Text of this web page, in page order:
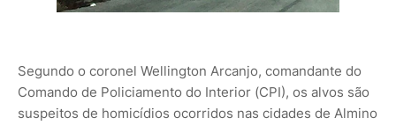
Segundo o coronel Wellington Arcanjo, comandante do
Comando de Policiamento do Interior (CPI), os alvos são
suspeitos de homicídios ocorridos nas cidades de Almino